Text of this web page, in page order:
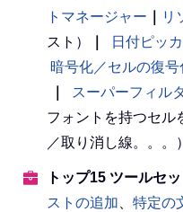
トマネージャー
リ
スト）
日付ピッ
暗号化／セルの復号
スーパーフィル
フォントを持つセル
／取り消し線。。。
トップ15 ツールセッ
ストの追加
特定の